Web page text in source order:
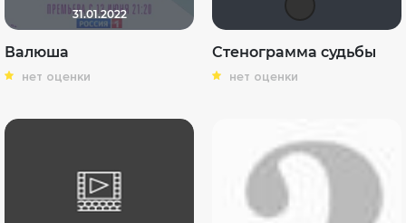
31.01.2022
Валюша
нет оценки
Стенограмма судьбы
нет оценки